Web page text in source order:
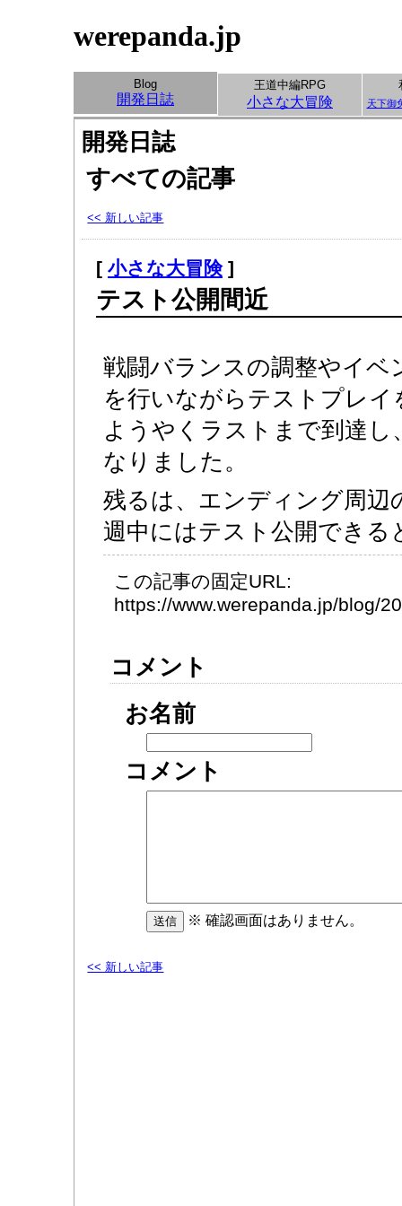
werepanda.jp
Blog
開発日誌
王道中編RPG
小さな大冒険 天下御
開発日誌
すべての記事
<< 新しい記事
[ 小さな大冒険]
テスト公開間近
戦闘バランスの調整やイベ
を行いながらテストプレ
ようやくラストまで到達し
なりました。
残るは、エンディング周辺
週中にはテスト公開できる
この記事の固定URL:
https://www.werepanda.jp/blog/
コメント
お名前
コメント
※ 確認画面はありません。
<< 新しい記事